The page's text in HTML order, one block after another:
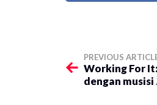
PREVIOUS
Working For
dengan